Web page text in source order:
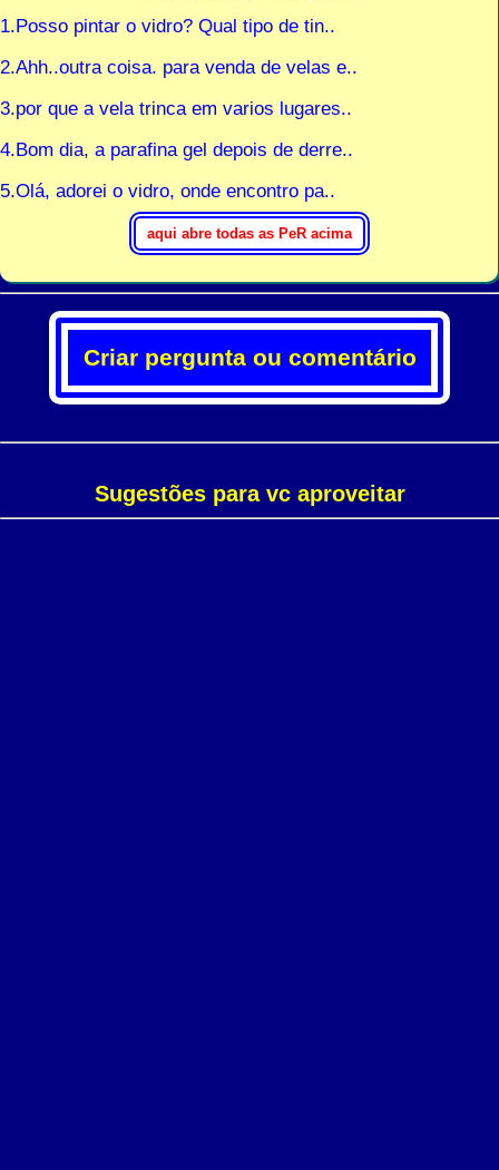
1.Posso pintar o vidro? Qual tipo de tin..
2.Ahh..outra coisa. para venda de velas e..
3.por que a vela trinca em varios lugares..
4.Bom dia, a parafina gel depois de derre..
5.Olá, adorei o vidro, onde encontro pa..
Criar pergunta ou comentário
Sugestões para vc aproveitar